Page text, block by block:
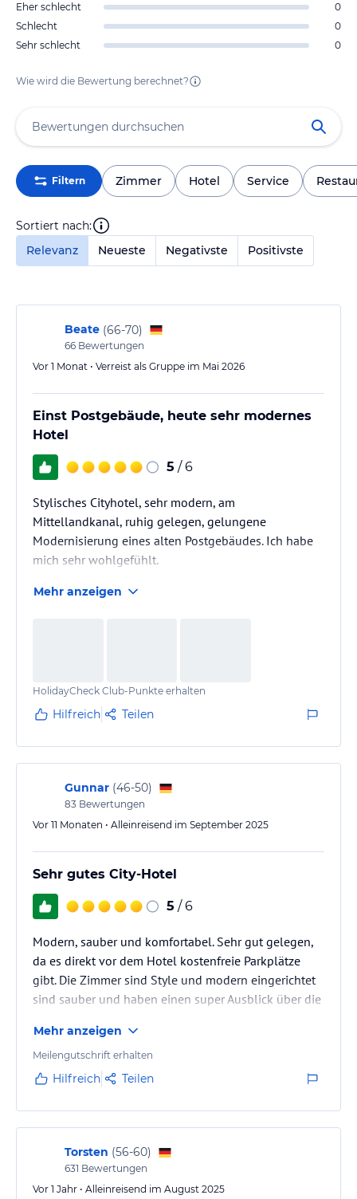
Eher schlecht
0
Schlecht
0
Sehr schlecht
0
Wie wird die Bewertung berechnet?
Filtern Zimmer Hotel Service
Sortiert nach:
Relevanz
Neueste Negativste Positivste
Beate (66-70)
66 Bewertungen
Vor 1 Monat • Verreist als Gruppe im Mai 2026
Einst Postgebäude, heute sehr modernes
Hotel
5 / 6
Stylisches Cityhotel, sehr modern, am
Mittellandkanal, ruhig gelegen, gelungene
Modernisierung eines alten Postgebäudes. Ich habe
mich sehr wohlgefühlt.
Mehr anzeigen
HolidayCheck Club-Punkte erhalten
Hilfreich Teilen
Gunnar (46-50)
83 Bewertungen
Vor 11 Monaten • Alleinreisend im September 2025
Sehr gutes City-Hotel
5 / 6
Modern, sauber und komfortabel. Sehr gut gelegen,
da es direkt vor dem Hotel kostenfreie Parkplätze
gibt. Die Zimmer sind Style und modern eingerichtet
sind sauber und haben einen super Ausblick über die
gutem Zustand, hier jedoch wäre es wünschenswert,
ein paar Handtücher bereit zu legen.
Mehr anzeigen
Meilengutschrift erhalten
Hilfreich Teilen
Torsten (56-60)
631 Bewertungen
Vor 1 Jahr • Alleinreisend im August 2025